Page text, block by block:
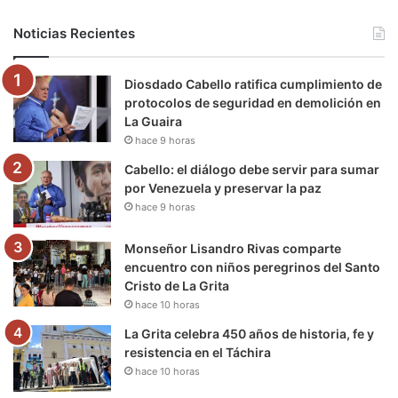
o
k
e
r
b
e
g
r
m
r
a
k
Noticias Recientes
Diosdado Cabello ratifica cumplimiento de
protocolos de seguridad en demolición en
La Guaira
hace 9 horas
Cabello: el diálogo debe servir para sumar
por Venezuela y preservar la paz
hace 9 horas
Monseñor Lisandro Rivas comparte
encuentro con niños peregrinos del Santo
Cristo de La Grita
hace 10 horas
La Grita celebra 450 años de historia, fe y
resistencia en el Táchira
hace 10 horas